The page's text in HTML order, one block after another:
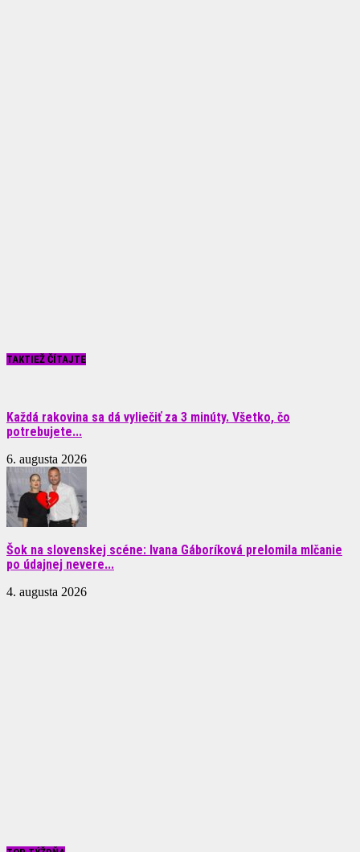
TAKTIEŽ ČÍTAJTE
Každá rakovina sa dá vyliečiť za 3 minúty. Všetko, čo
potrebujete...
6. augusta 2026
Šok na slovenskej scéne: Ivana Gáboríková prelomila mlčanie
po údajnej nevere...
4. augusta 2026